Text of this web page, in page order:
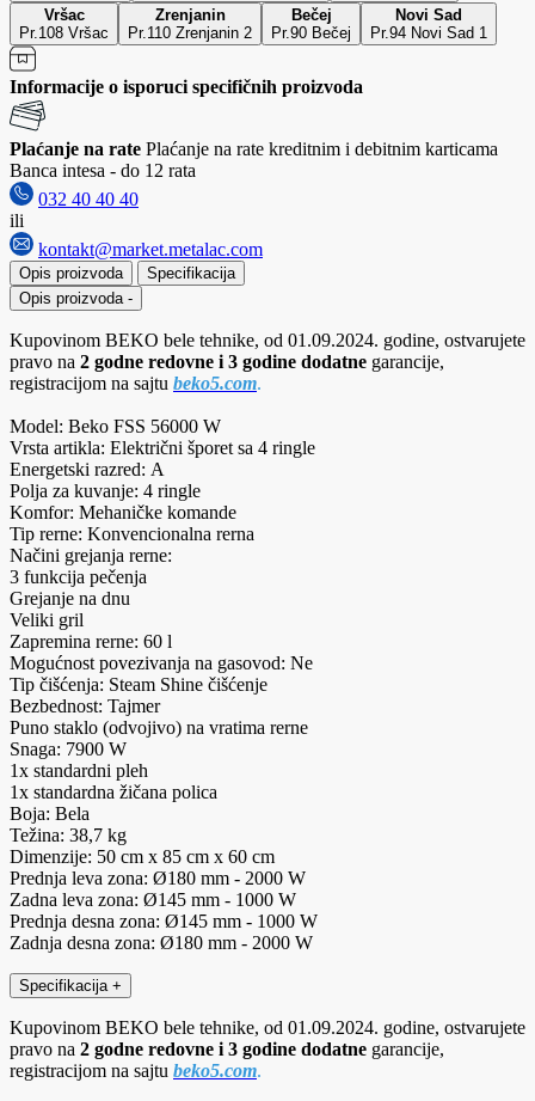
Vršac
Pr.108 Vršac
Zrenjanin
Pr.110 Zrenjanin 2
Bečej
Pr.90 Bečej
Novi Sad
Pr.94 Novi Sad 1
Informacije o isporuci specifičnih proizvoda
Plaćanje na rate Plaćanje na rate kreditnim i debitnim karticama
Banca intesa - do 12 rata
032 40 40 40
ili
kontakt@market.metalac.com
Opis proizvoda
Specifikacija
Opis proizvoda -
Kupovinom BEKO bele tehnike, od 01.09.2024. godine, ostvarujete
pravo na 2 godne redovne i 3 godine dodatne garancije,
registracijom na sajtu beko5.com.
Model: Beko FSS 56000 W
Vrsta artikla: Električni šporet sa 4 ringle
Energetski razred: A
Polja za kuvanje: 4 ringle
Komfor: Mehaničke komande
Tip rerne: Konvencionalna rerna
Načini grejanja rerne:
3 funkcija pečenja
Grejanje na dnu
Veliki gril
Zapremina rerne: 60 l
Mogućnost povezivanja na gasovod: Ne
Tip čišćenja: Steam Shine čišćenje
Bezbednost: Tajmer
Puno staklo (odvojivo) na vratima rerne
Snaga: 7900 W
1x standardni pleh
1x standardna žičana polica
Boja: Bela
Težina: 38,7 kg
Dimenzije: 50 cm x 85 cm x 60 cm
Prednja leva zona: Ø180 mm - 2000 W
Zadna leva zona: Ø145 mm - 1000 W
Prednja desna zona: Ø145 mm - 1000 W
Zadnja desna zona: Ø180 mm - 2000 W
Specifikacija +
Kupovinom BEKO bele tehnike, od 01.09.2024. godine, ostvarujete
pravo na 2 godne redovne i 3 godine dodatne garancije,
registracijom na sajtu beko5.com.